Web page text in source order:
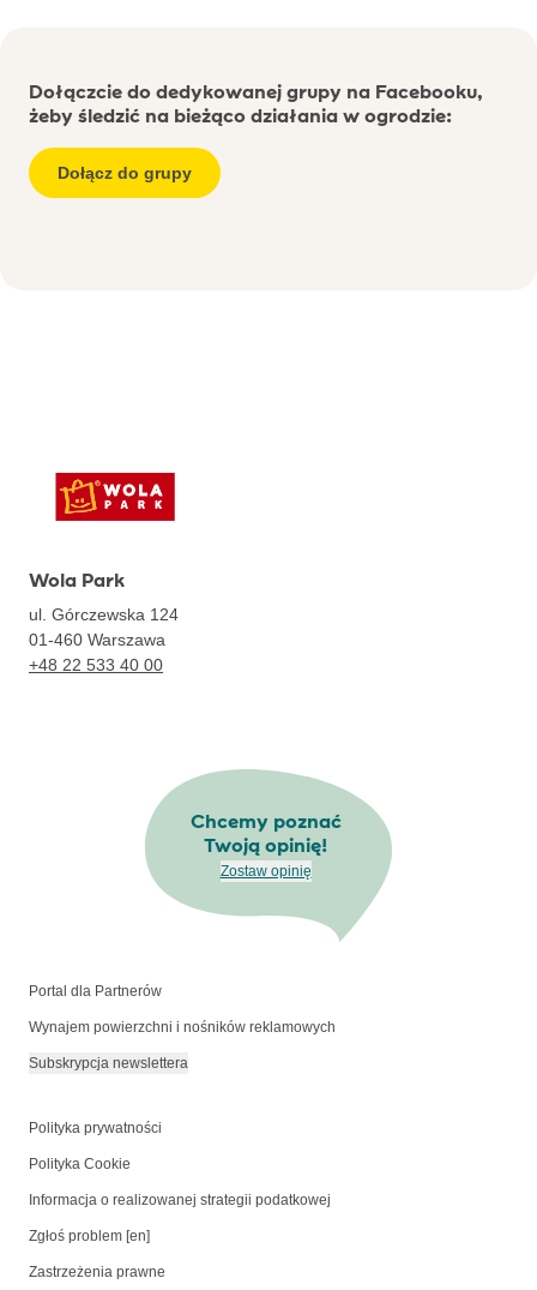
Dołączcie do dedykowanej grupy na Facebooku,
żeby śledzić na bieżąco działania w ogrodzie:
Dołącz do grupy
Wola Park
ul. Górczewska 124
01-460 Warszawa
+48 22 533 40 00
Chcemy poznać
Twoją opinię!
Zostaw opinię
Portal dla Partnerów
Wynajem powierzchni i nośników reklamowych
Subskrypcja newslettera
Polityka prywatności
Polityka Cookie
Informacja o realizowanej strategii podatkowej
Zgłoś problem [en]
Zastrzeżenia prawne